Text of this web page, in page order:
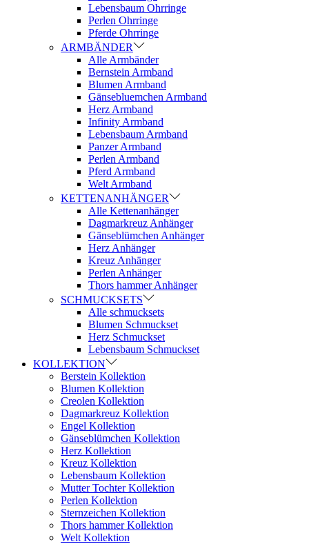
Lebensbaum Ohrringe
Perlen Ohrringe
Pferde Ohrringe
ARMBÄNDER
Alle Armbänder
Bernstein Armband
Blumen Armband
Gänsebluemchen Armband
Herz Armband
Infinity Armband
Lebensbaum Armband
Panzer Armband
Perlen Armband
Pferd Armband
Welt Armband
KETTENANHÄNGER
Alle Kettenanhänger
Dagmarkreuz Anhänger
Gänseblümchen Anhänger
Herz Anhänger
Kreuz Anhänger
Perlen Anhänger
Thors hammer Anhänger
SCHMUCKSETS
Alle schmucksets
Blumen Schmuckset
Herz Schmuckset
Lebensbaum Schmuckset
KOLLEKTION
Berstein Kollektion
Blumen Kollektion
Creolen Kollektion
Dagmarkreuz Kollektion
Engel Kollektion
Gänseblümchen Kollektion
Herz Kollektion
Kreuz Kollektion
Lebensbaum Kollektion
Mutter Tochter Kollektion
Perlen Kollektion
Sternzeichen Kollektion
Thors hammer Kollektion
Welt Kollektion